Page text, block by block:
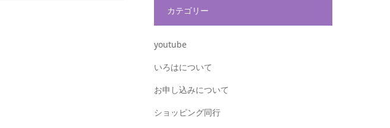
カテゴリー
youtube
いろはについて
お申し込みについて
ショッピング同行